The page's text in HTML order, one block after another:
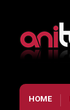
HOME